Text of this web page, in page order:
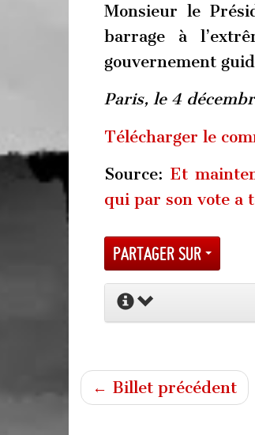
Monsieur le
barrage à
gouvernement
Paris, le 4
Télécharger le
Source: Et
qui par son vote a
Partager sur
← Billet précédent